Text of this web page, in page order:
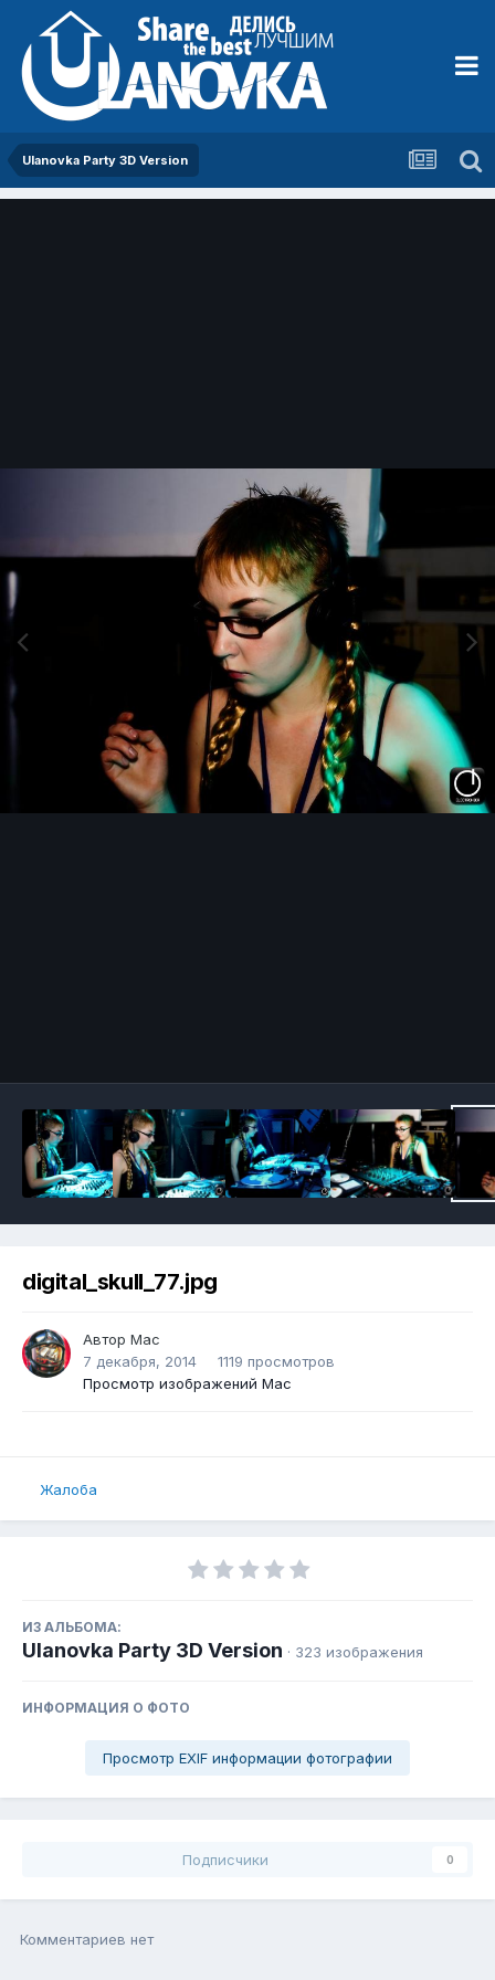
Ulanovka Party 3D Version
digital_skull_77.jpg
Автор Mac
7 декабря, 2014
1119 просмотров
Просмотр изображений Mac
Жалоба
ИЗ АЛЬБОМА:
Ulanovka Party 3D Version · 323 изображения
ИНФОРМАЦИЯ О ФОТО
Просмотр EXIF информации фотографии
Подписчики 0
Комментариев нет